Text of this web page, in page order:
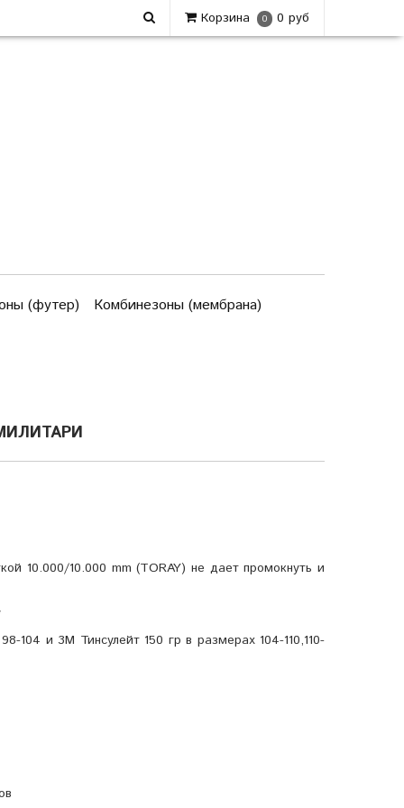
Корзина 0 0 руб
(футер)
Комбинезоны (мембрана)
10.000/10.000 mm (TORAY) не дает промокнуть и
104 и 3М Тинсулейт 150 гр в размерах 104-110,110-